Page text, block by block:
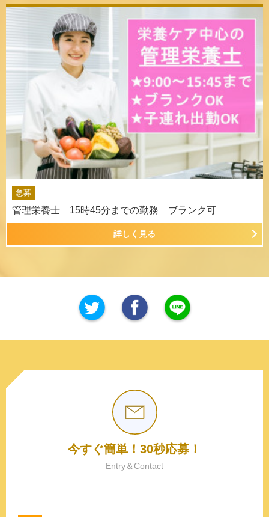
急募
管理栄養士 15時45分までの勤務 ブランク可
詳しく見る
今すぐ簡単！30秒応募！
Entry＆Contact